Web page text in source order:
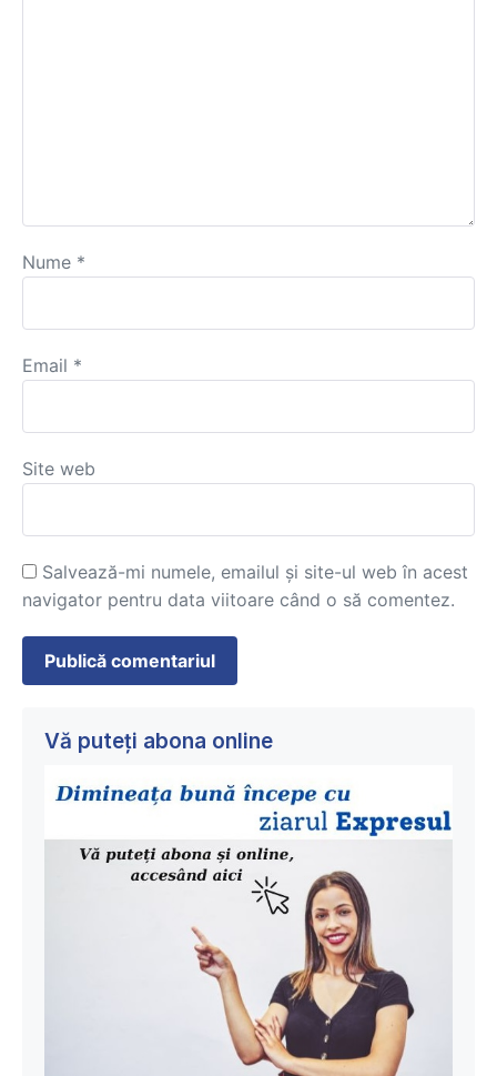
Nume *
Email *
Site web
Salvează-mi numele, emailul și site-ul web în acest
navigator pentru data viitoare când o să comentez.
Vă puteți abona online